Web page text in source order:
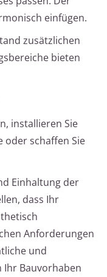
einfügen.
zusätzlichen
bieten
installieren Sie
oder schaffen Sie
Einhaltung der
dass Ihr
Anforderungen
und
Ihr Bauvorhaben